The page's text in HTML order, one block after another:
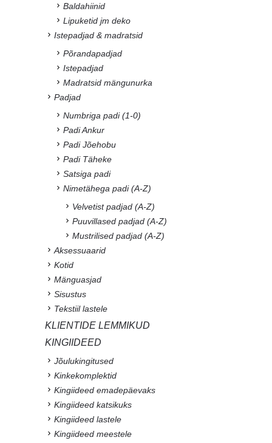
Baldahiinid
Lipuketid jm deko
Istepadjad & madratsid
Põrandapadjad
Istepadjad
Madratsid mängunurka
Padjad
Numbriga padi (1-0)
Padi Ankur
Padi Jõehobu
Padi Täheke
Satsiga padi
Nimetähega padi (A-Z)
Velvetist padjad (A-Z)
Puuvillased padjad (A-Z)
Mustrilised padjad (A-Z)
Aksessuaarid
Kotid
Mänguasjad
Sisustus
Tekstiil lastele
KLIENTIDE LEMMIKUD
KINGIIDEED
Jõulukingitused
Kinkekomplektid
Kingiideed emadepäevaks
Kingiideed katsikuks
Kingiideed lastele
Kingiideed meestele